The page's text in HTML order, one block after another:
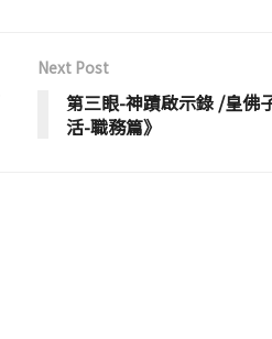
Next Post
第三眼-神蹟啟示錄 /皇佛
活-職務篇》